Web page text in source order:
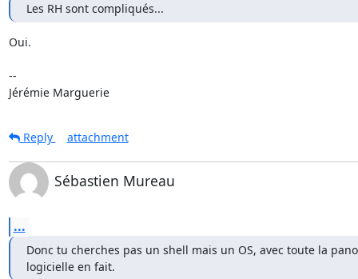
Les RH sont compliqués...
Oui.
--
Jérémie Marguerie
Reply attachment
Sébastien Mureau
...
Donc tu cherches pas un shell mais un OS, avec toute la
logicielle en fait.